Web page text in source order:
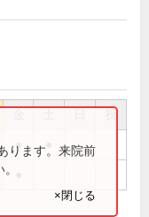
祝
●
ります。来院前
×閉じる